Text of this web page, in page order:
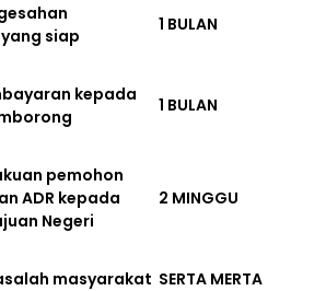
siap
1 BULAN
kepada
1 BULAN
pemohon
ADR kepada
Negeri
2 MINGGU
masyarakat SERTA MERTA